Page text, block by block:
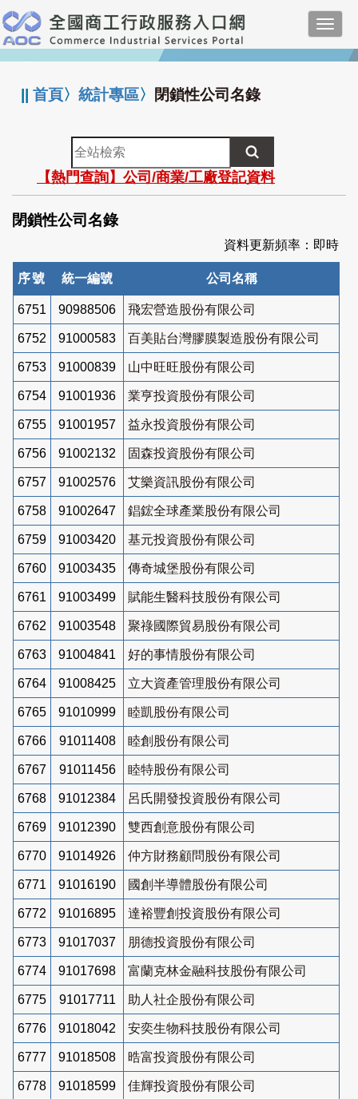
跳
到
主
要
:::
||首頁〉統計專區〉 閉鎖性公司名錄
全
站
檢
索
【熱門查詢】公司/商業/工廠登記資料
閉鎖性公司名錄
資料更新頻率：即時
序號 統一編號 公司名稱
6751 90988506 飛宏營造股份有限公司
6752 91000583 百美貼台灣膠膜製造股份有限公司
6753 91000839 山中旺旺股份有限公司
6754 91001936 業亨投資股份有限公司
6755 91001957 益永投資股份有限公司
6756 91002132 固森投資股份有限公司
6757 91002576 艾樂資訊股份有限公司
6758 91002647 錩鋐全球產業股份有限公司
6759 91003420 基元投資股份有限公司
6760 91003435 傳奇城堡股份有限公司
6761 91003499 賦能生醫科技股份有限公司
6762 91003548 聚祿國際貿易股份有限公司
6763 91004841 好的事情股份有限公司
6764 91008425 立大資產管理股份有限公司
6765 91010999 睦凱股份有限公司
6766 91011408 睦創股份有限公司
6767 91011456 睦特股份有限公司
6768 91012384 呂氏開發投資股份有限公司
6769 91012390 雙西創意股份有限公司
6770 91014926 仲方財務顧問股份有限公司
6771 91016190 國創半導體股份有限公司
6772 91016895 達裕豐創投資股份有限公司
6773 91017037 朋德投資股份有限公司
6774 91017698 富蘭克林金融科技股份有限公司
6775 91017711 助人社企股份有限公司
6776 91018042 安奕生物科技股份有限公司
6777 91018508 晧富投資股份有限公司
6778 91018599 佳輝投資股份有限公司